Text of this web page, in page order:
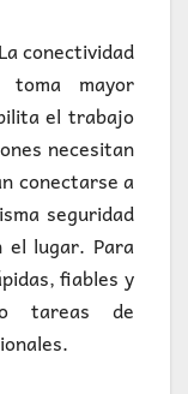
conectividad
mayor
el trabajo
necesitan
conectarse a
seguridad
el lugar. Para
fiables y
tareas de